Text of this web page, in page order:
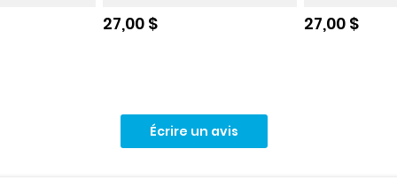
Prix de solde
27,00 $ Prix de solde
27,00 $
Écrire un avis